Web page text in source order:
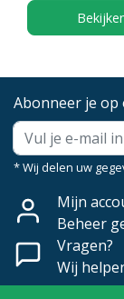
Abonneer je
* Wij delen uw
Mijn
Beheer
Vragen?
Wij